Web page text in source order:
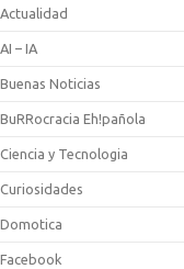
Actualidad
AI – IA
Buenas Noticias
BuRRocracia Eh!pañola
Ciencia y Tecnologia
Curiosidades
Domotica
Facebook